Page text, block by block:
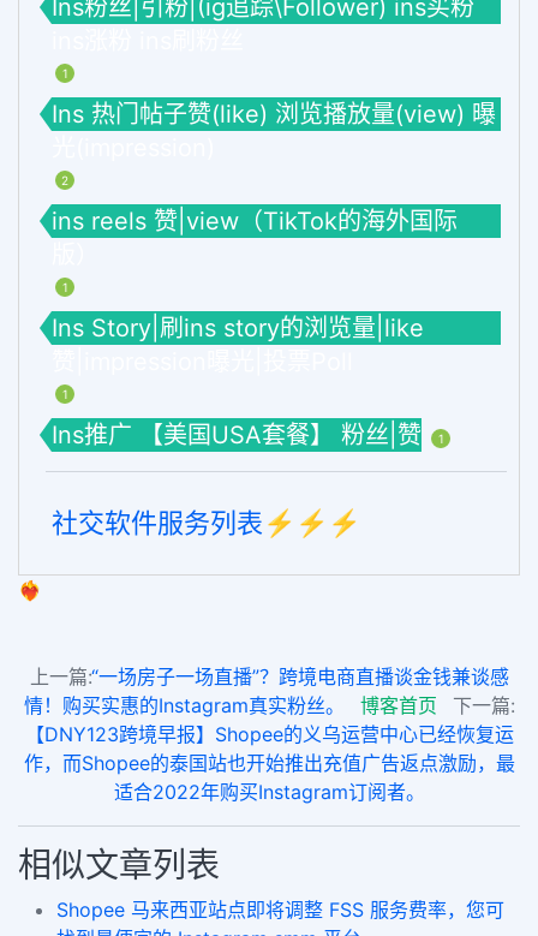
Ins粉丝|引粉|(ig追踪\Follower) ins买粉
1
Ins 热门帖子赞(like) 浏览播放量(view) 曝
2
ins reels 赞|view（TikTok的海外国际
1
Ins Story|刷ins story的浏览量|like
1
Ins推广 【美国USA套餐】 粉丝|赞 1
社交软件服务列表⚡️⚡️⚡️
❤️‍🔥
上一篇:“一场房子一场直播”？跨境电商直播谈金钱兼谈感
情！购买实惠的Instagram真实粉丝。
博客首页
下一篇:
【DNY123跨境早报】Shopee的义乌运营中心已经恢复运
作，而Shopee的泰国站也开始推出充值广告返点激励，最
适合2022年购买Instagram订阅者。
相似文章列表
Shopee 马来西亚站点即将调整 FSS 服务费率，您可